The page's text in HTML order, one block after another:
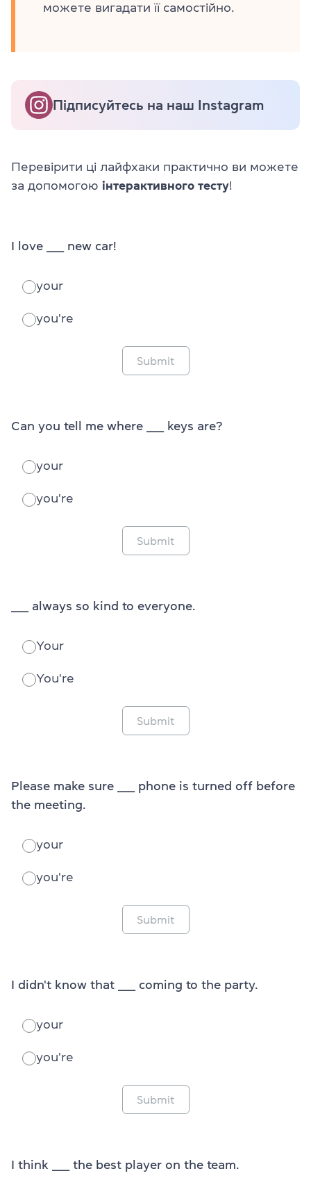
можете вигадати її самостійно.
Підписуйтесь на наш Instagram
Перевірити ці лайфхаки практично ви можете
за допомогою інтерактивного тесту!
I love _____ new car!
your
you're
Submit
Can you tell me where _____ keys are?
your
you're
Submit
_____ always so kind to everyone.
Your
You're
Submit
Please make sure _____ phone is turned off before
the meeting.
your
you're
Submit
I didn't know that _____ coming to the party.
your
you're
Submit
I think _____ the best player on the team.